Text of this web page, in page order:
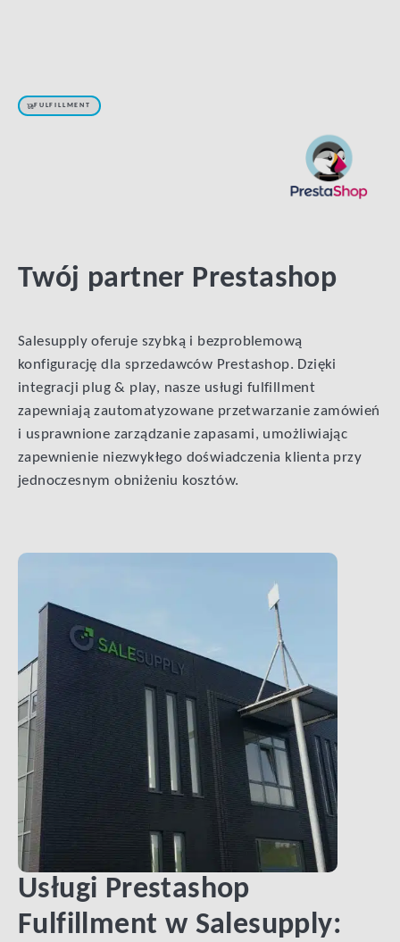
FULFILLMENT
Twój partner Prestashop
Salesupply oferuje szybką i bezproblemową
konfigurację dla sprzedawców Prestashop. Dzięki
integracji plug & play, nasze usługi fulfillment
zapewniają zautomatyzowane przetwarzanie zamówień
i usprawnione zarządzanie zapasami, umożliwiając
zapewnienie niezwykłego doświadczenia klienta przy
jednoczesnym obniżeniu kosztów.
Usługi Prestashop
Fulfillment w Salesupply: